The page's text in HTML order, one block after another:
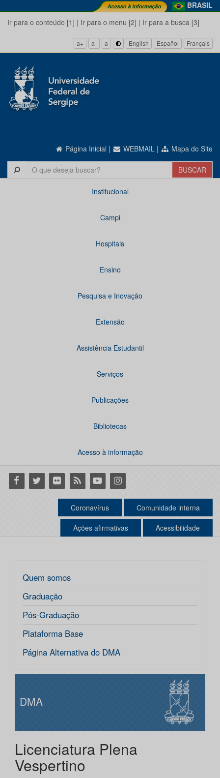
BRASIL
Ir para o conteúdo [1] | Ir para o menu [2] | Ir para a busca [3]
a+ a- a English Español Français
Página Inicial | WEBMAIL | Mapa do Site
Institucional
Campi
Hospitais
Ensino
Pesquisa e Inovação
Extensão
Assistência Estudantil
Serviços
Publicações
Bibliotecas
Acesso à informação
Facebook
Twitter Flickr RSS YoutubeInstagram
Coronavírus Comunidade interna
Ações afirmativas Acessibilidade
Quem somos
Graduação
Pós-Graduação
Plataforma Base
Página Alternativa do DMA
DMA
Licenciatura Plena
Vespertino